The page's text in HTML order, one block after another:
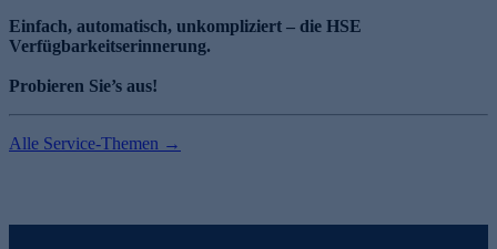
Einfach, automatisch, unkompliziert – die HSE
Verfügbarkeitserinnerung.
Probieren Sie’s aus!
Alle Service-Themen →